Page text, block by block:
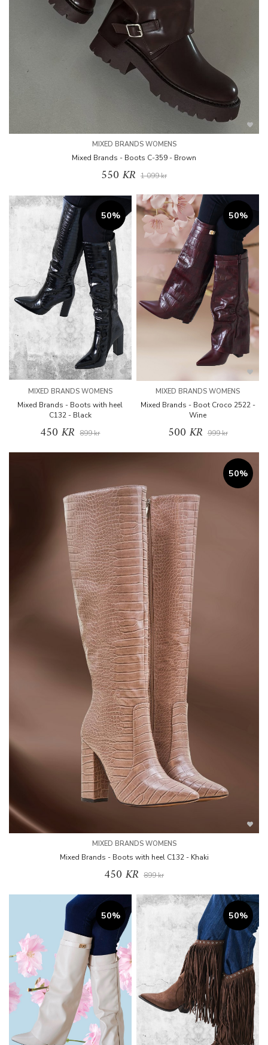
MIXED BRANDS WOMENS
Mixed Brands - Boots C-359 - Brown
550 KR 1 099 kr
50%
MIXED BRANDS WOMENS
Mixed Brands - Boots with heel
C132 - Black
450 KR 899 kr
50%
MIXED BRANDS WOMENS
Mixed Brands - Boot Croco 2522 -
Wine
500 KR 999 kr
50%
MIXED BRANDS WOMENS
Mixed Brands - Boots with heel C132 - Khaki
450 KR 899 kr
50% 50%